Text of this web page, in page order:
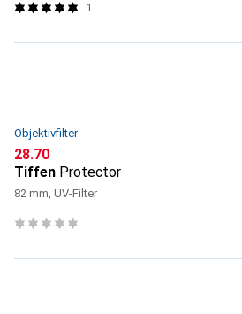
1
Objektivfilter
CHF
28.70
Tiffen Protector
82 mm, UV-Filter